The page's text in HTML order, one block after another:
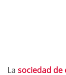
La sociedad de